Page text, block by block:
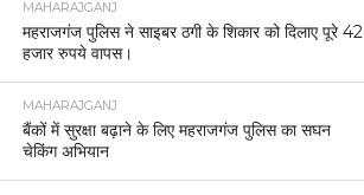
MAHARAJGANJ
महराजगंज पुलिस ने साइबर ठगी के शिकार को दिलाए पूरे 42
हजार रुपये वापस।
MAHARAJGANJ
बैंकों में सुरक्षा बढ़ाने के लिए महराजगंज पुलिस का सघन
चेकिंग अभियान